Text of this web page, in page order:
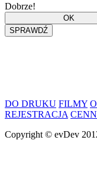
Dobrze!
DO DRUKU FILMY
REJESTRACJA
Copyright © evDev